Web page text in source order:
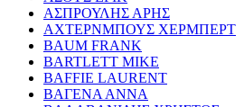
ΑΣΠΡΟΥΛΗΣ ΑΡΗΣ
ΑΧΤΕΡΝΜΠΟΥΣ ΧΕΡΜΠΕΡΤ
BAUM FRANK
BARTLETT MIKE
BAFFIE LAURENT
ΒΑΓΕΝΑ ΑΝΝΑ